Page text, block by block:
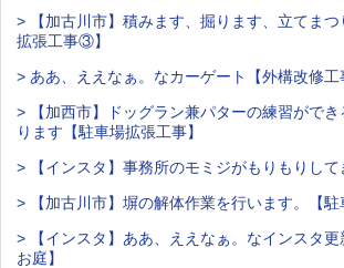
> 【加古川市】積みます、掘ります、立てま
拡張工事③】
> ああ、ええなぁ。なカーゲート【外構改修工
> 【加西市】ドッグラン兼パターの練習がで
ります【駐車場拡張工事】
> 【インスタ】事務所のモミジがもりもりして
> 【加古川市】塀の解体作業を行います。【駐
> 【インスタ】ああ、ええなぁ。なインスタ
お庭】